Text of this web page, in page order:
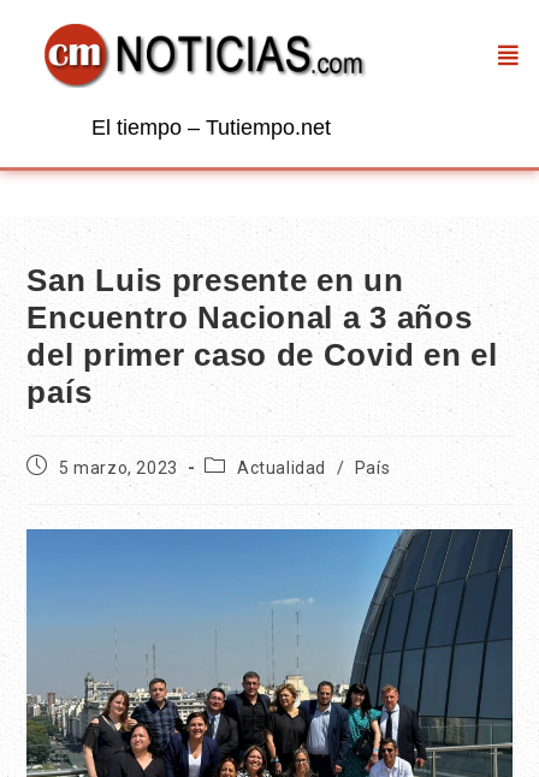
El tiempo – Tutiempo.net
San Luis presente en un
Encuentro Nacional a 3 años
del primer caso de Covid en el
país
5 marzo, 2023 Actualidad / País